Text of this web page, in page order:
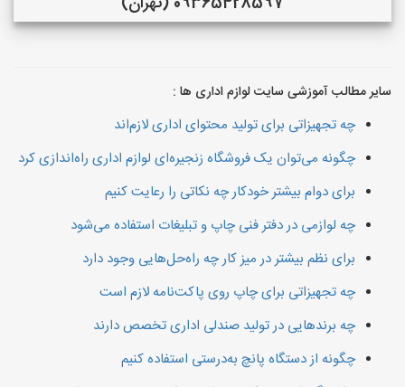
سایر مطالب آموزشی سایت لوازم اداری ها :
چه تجهیزاتی برای تولید محتوای اداری لازم‌اند
چگونه می‌توان یک فروشگاه زنجیره‌ای لوازم اداری راه‌اندازی کرد
برای دوام بیشتر خودکار چه نکاتی را رعایت کنیم
چه لوازمی در دفتر فنی چاپ و تبلیغات استفاده می‌شود
برای نظم بیشتر در میز کار چه راه‌حل‌هایی وجود دارد
چه تجهیزاتی برای چاپ روی پاکت‌نامه لازم است
چه برندهایی در تولید صندلی اداری تخصص دارند
چگونه از دستگاه پانچ به‌درستی استفاده کنیم